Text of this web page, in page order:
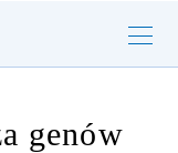
genów